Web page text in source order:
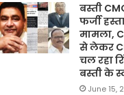
बस्ती
फर्जी
मामला,
से लेकर
चल रहा
बस्ती के
June 15,